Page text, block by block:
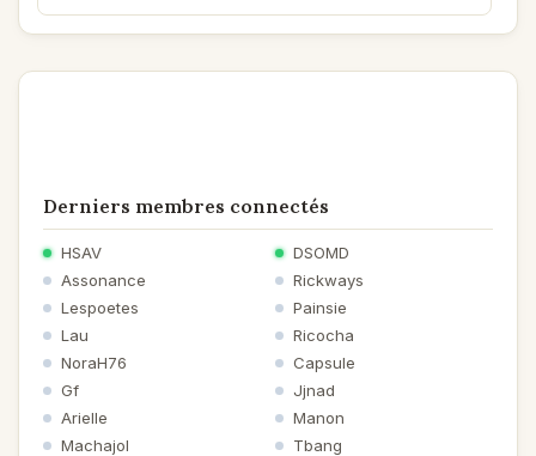
Derniers membres connectés
HSAV
DSOMD
Assonance
Rickways
Lespoetes
Painsie
Lau
Ricocha
NoraH76
Capsule
Gf
Jjnad
Arielle
Manon
Machajol
Tbang